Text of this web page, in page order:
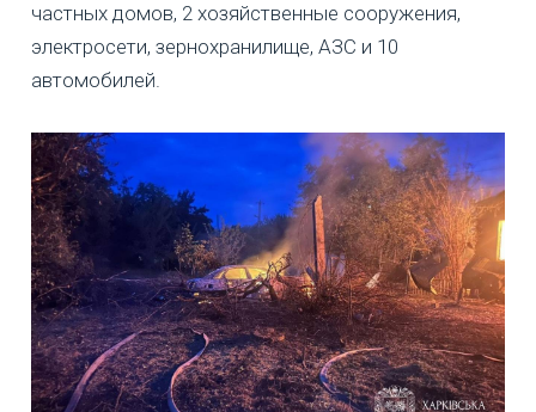
частных домов, 2 хозяйственные сооружения,
электросети, зернохранилище, АЗС и 10
автомобилей.